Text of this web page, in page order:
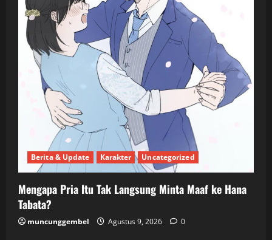
Berita & Update Karakter Uncategorized
Mengapa Pria Itu Tak Langsung Minta Maaf ke Hana
Tabata?
muncunggembel Agustus 9, 2026 0